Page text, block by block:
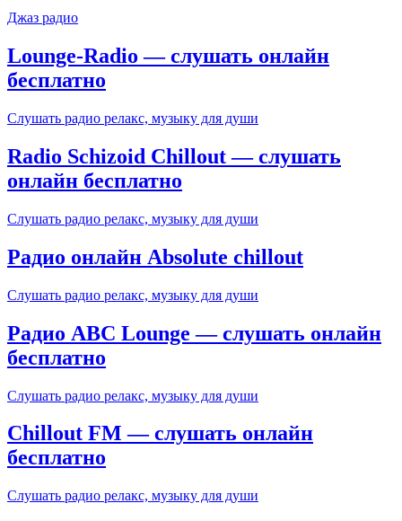
Джаз радио
Lounge-Radio — слушать онлайн
бесплатно
Слушать радио релакс, музыку для души
Radio Schizoid Chillout — слушать
онлайн бесплатно
Слушать радио релакс, музыку для души
Радио онлайн Absolute chillout
Слушать радио релакс, музыку для души
Радио ABC Lounge — слушать онлайн
бесплатно
Слушать радио релакс, музыку для души
Chillout FM — слушать онлайн
бесплатно
Слушать радио релакс, музыку для души